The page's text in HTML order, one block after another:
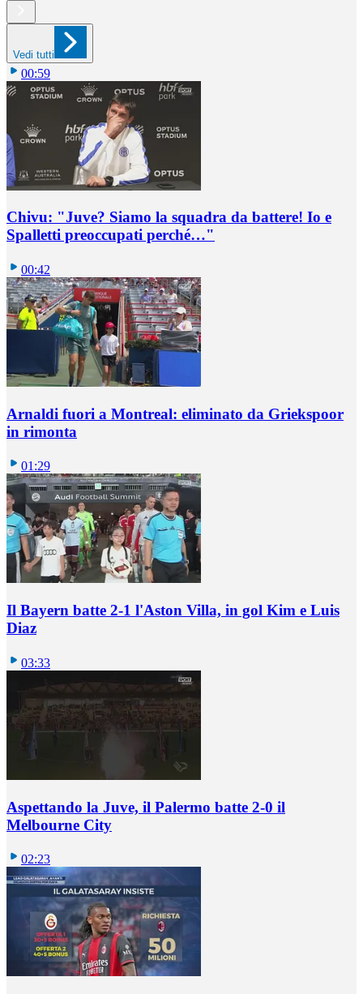
Vedi tutti
00:59
Chivu: "Juve? Siamo la squadra da battere! Io e
Spalletti preoccupati perché…"
00:42
Arnaldi fuori a Montreal: eliminato da Griekspoor
in rimonta
01:29
Il Bayern batte 2-1 l'Aston Villa, in gol Kim e Luis
Diaz
03:33
Aspettando la Juve, il Palermo batte 2-0 il
Melbourne City
02:23